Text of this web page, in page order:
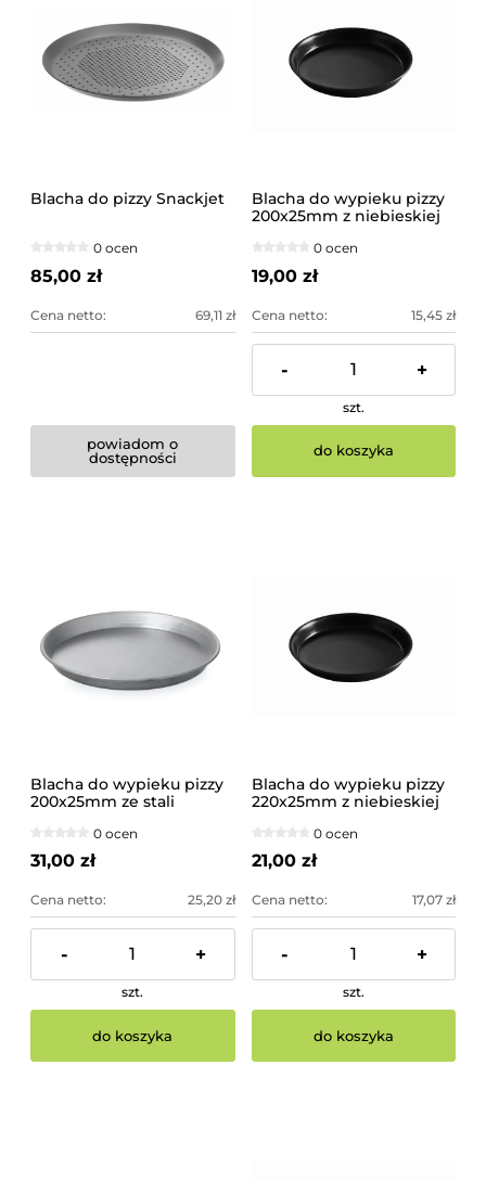
Blacha do pizzy Snackjet
0 ocen
85,00 zł
Cena netto: 69,11 zł
powiadom o
dostępności
Blacha do wypieku pizzy
200x25mm z niebieskiej
0 ocen
19,00 zł
Cena netto: 15,45 zł
- +
szt.
do koszyka
Blacha do wypieku pizzy
200x25mm ze stali
0 ocen
31,00 zł
Cena netto: 25,20 zł
- +
szt.
do koszyka
Blacha do wypieku pizzy
220x25mm z niebieskiej
0 ocen
21,00 zł
Cena netto: 17,07 zł
- +
szt.
do koszyka